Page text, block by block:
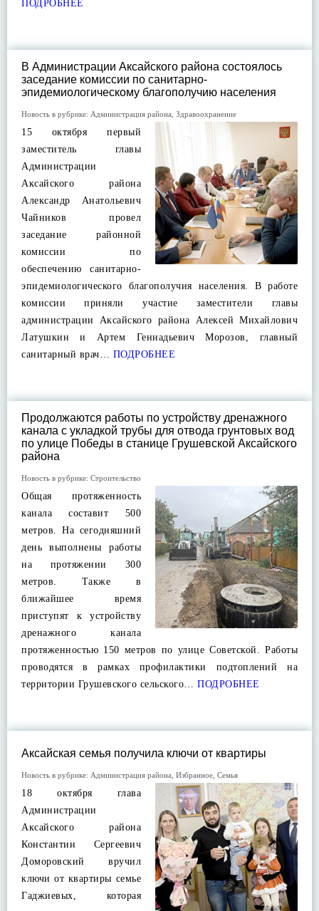
ПОДРОБНЕЕ
В Администрации Аксайского района состоялось
заседание комиссии по санитарно-
эпидемиологическому благополучию населения
Новость в рубрике: Администрация района Здравоохранение
15 октября первый
заместитель главы
Администрации
Аксайского района
Александр Анатольевич
Чайников провел
заседание районной
комиссии по
обеспечению санитарно-
эпидемиологического благополучия населения. В работе
комиссии приняли участие заместители главы
администрации Аксайского района Алексей Михайлович
Латушкин и Артем Геннадьевич Морозов, главный
санитарный врач… ПОДРОБНЕЕ
Продолжаются работы по устройству дренажного
канала с укладкой трубы для отвода грунтовых вод
по улице Победы в станице Грушевской Аксайского
района
Новость в рубрике: Строительство
Общая протяженность
канала составит 500
метров. На сегодняшний
день выполнены работы
на протяжении 300
метров. Также в
ближайшее время
приступят к устройству
дренажного канала
протяженностью 150 метров по улице Советской. Работы
проводятся в рамках профилактики подтоплений на
территории Грушевского сельского… ПОДРОБНЕЕ
Аксайская семья получила ключи от квартиры
Новость в рубрике: Администрация района Избранное Семья
18 октября глава
Администрации
Аксайского района
Константин Сергеевич
Доморовский вручил
ключи от квартиры семье
Гаджиевых, которая